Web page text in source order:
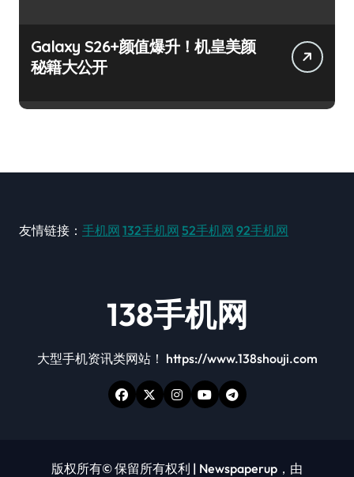
Galaxy S26+颜值爆升！机皇美颜
秘籍大公开
友情链接： 手机网 132手机网 52手机网 92手机网
138手机网
大型手机资讯类网站！ https://www.138shouji.com
版权所有© 保留所有权利 | Newspaperup ，由